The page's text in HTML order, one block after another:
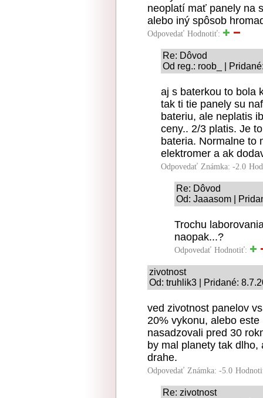
neoplatí mať panely na
alebo iný spôsob
Odpovedať Hodnotiť:
Re: Dôvod
Od reg.: roob_ |
aj s baterkou to bola
tak ti tie panely su
bateriu, ale neplatis
ceny.. 2/3 platis. Je
bateria. Normalne to
elektromer a ak
Odpovedať Známka: -2.0
Re: Dôvod
Od: Jaaasom |
Trochu
naopak...?
Odpovedať Hodnotiť:
zivotnost
Od: truhlik3 | Pridané:
ved zivotnost panelov
20% vykonu, alebo
nasadzovali pred 30
by mal planety tak
drahe.
Odpovedať Známka: -5.0
Re: zivotnost